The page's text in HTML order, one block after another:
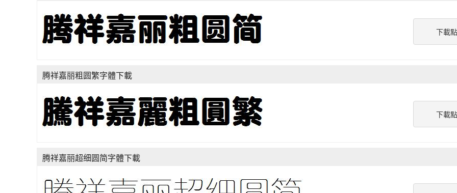
下載點
下載點
腾祥嘉丽粗圆繁字體下載
腾祥嘉丽超细圆简字體下載